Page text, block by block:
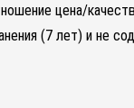
цена/
(7 лет) и не